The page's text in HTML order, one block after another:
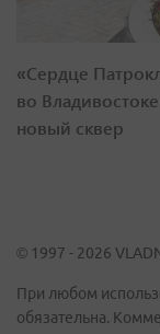
«Сердце
во
новый сквер
© 1997 - 2026
При любом
обязательна.